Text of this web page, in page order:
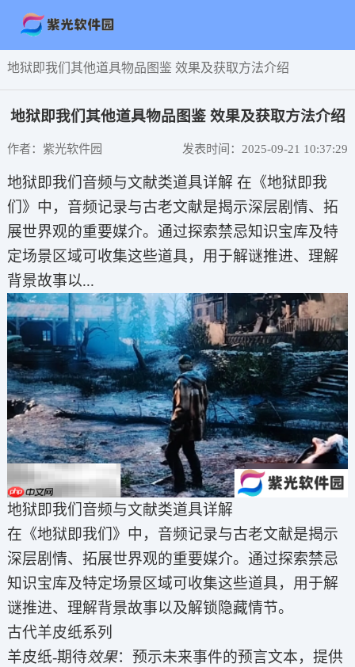
地狱即我们其他道具物品图鉴 效果及获取方法介绍
地狱即我们其他道具物品图鉴 效果及获取方法介绍
作者：紫光软件园 发表时间：2025-09-21 10:37:29
地狱即我们音频与文献类道具详解 在《地狱即我
们》中，音频记录与古老文献是揭示深层剧情、拓
展世界观的重要媒介。通过探索禁忌知识宝库及特
定场景区域可收集这些道具，用于解谜推进、理解
背景故事以...
地狱即我们音频与文献类道具详解
在《地狱即我们》中，音频记录与古老文献是揭示
深层剧情、拓展世界观的重要媒介。通过探索禁忌
知识宝库及特定场景区域可收集这些道具，用于解
谜推进、理解背景故事以及解锁隐藏情节。
古代羊皮纸系列
羊皮纸-期待效果：预示未来事件的预言文本，提供